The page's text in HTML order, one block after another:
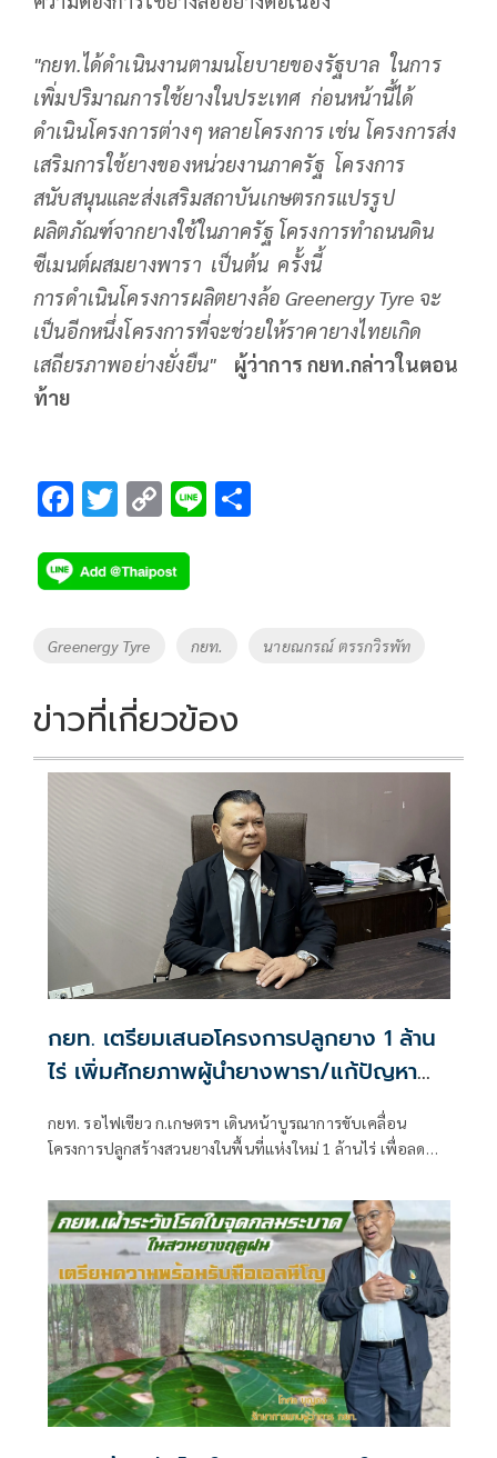
"กยท.ได้ดำเนินงานตามนโยบายของรัฐบาล ในการ
เพิ่มปริมาณการใช้ยางในประเทศ ก่อนหน้านี้ได้
ดำเนินโครงการต่างๆ หลายโครงการ เช่น โครงการส่ง
เสริมการใช้ยางของหน่วยงานภาครัฐ โครงการ
สนับสนุนและส่งเสริมสถาบันเกษตรกรแปรรูป
ผลิตภัณฑ์จากยางใช้ในภาครัฐ โครงการทำถนนดิน
ซีเมนต์ผสมยางพารา เป็นต้น ครั้งนี้
การดำเนินโครงการผลิตยางล้อ Greenergy Tyre จะ
เป็นอีกหนึ่งโครงการที่จะช่วยให้ราคายางไทยเกิด
เสถียรภาพอย่างยั่งยืน"
ผู้ว่าการ กยท.กล่าวในตอน
ท้าย
F
e
b
o
k
T
tt
er
C
p
y
Li
k
Li
Tags
Greenergy Tyre กยท. นายณกรณ์ ตรรกวิรพัท
ข่าวที่เกี่ยวข้อง
กยท. เตรียมเสนอโครงการปลูกยาง 1 ล้าน
ไร่ เพิ่มศักยภาพผู้นำยางพารา/แก้ปัญหา
กยท. รอไฟเขียว ก.เกษตรฯ เดินหน้าบูรณาการขับเคลื่อน
โครงการปลูกสร้างสวนยางในพื้นที่แห่งใหม่ 1 ล้านไร่ เพื่อลด